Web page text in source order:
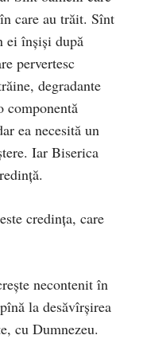
care au trăit. Sînt
ei înşişi după
pervertesc
degradante
componentă
ea necesită un
Iar Biserica
credinţa, care
necontenit în
la desăvîrşirea
cu Dumnezeu.